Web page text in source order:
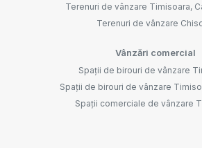
Terenuri de vânzare Timisoara,
Terenuri de vânzare
Vânzări comercial
Spații de birouri de vânzare
Spații de birouri de vânzare
Spații comerciale de vânzare